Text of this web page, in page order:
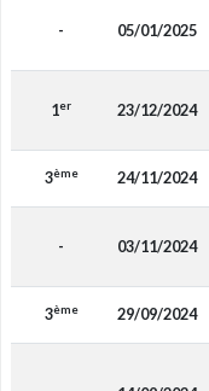
- 05/01/2025
1er 23/12/2024
3ème 24/11/2024
- 03/11/2024
3ème 29/09/2024